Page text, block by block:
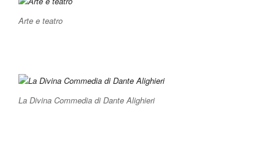
Arte e teatro
La Divina Commedia di Dante Alighieri